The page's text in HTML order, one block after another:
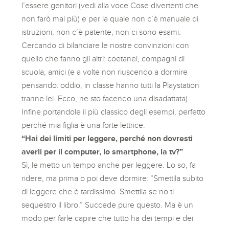
l’essere genitori (vedi alla voce Cose divertenti che
non farò mai più) e per la quale non c’è manuale di
istruzioni, non c’è patente, non ci sono esami.
Cercando di bilanciare le nostre convinzioni con
quello che fanno gli altri: coetanei, compagni di
scuola, amici (e a volte non riuscendo a dormire
pensando: oddio, in classe hanno tutti la Playstation
tranne lei. Ecco, ne sto facendo una disadattata).
Infine portandole il più classico degli esempi, perfetto
perché mia figlia è una forte lettrice.
“Hai dei limiti per leggere, perché non dovresti
averli per il computer, lo smartphone, la tv?”
Sì, le metto un tempo anche per leggere. Lo so, fa
ridere, ma prima o poi deve dormire: “Smettila subito
di leggere che è tardissimo. Smettila se no ti
sequestro il libro.” Succede pure questo. Ma è un
modo per farle capire che tutto ha dei tempi e dei